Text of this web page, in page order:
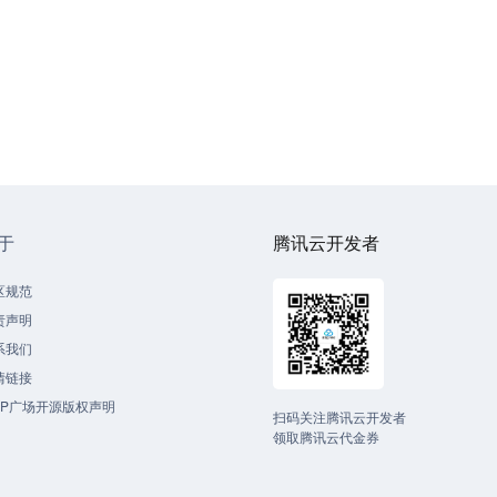
规范
声明
我们
链接
广场开源版权声明
腾讯云开发者
扫码关注腾讯云开发者
领取腾讯云代金券